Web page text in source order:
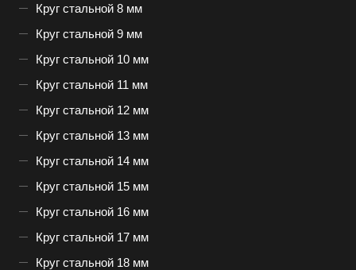
Круг стальной 8 мм
Круг стальной 9 мм
Круг стальной 10 мм
Круг стальной 11 мм
Круг стальной 12 мм
Круг стальной 13 мм
Круг стальной 14 мм
Круг стальной 15 мм
Круг стальной 16 мм
Круг стальной 17 мм
Круг стальной 18 мм